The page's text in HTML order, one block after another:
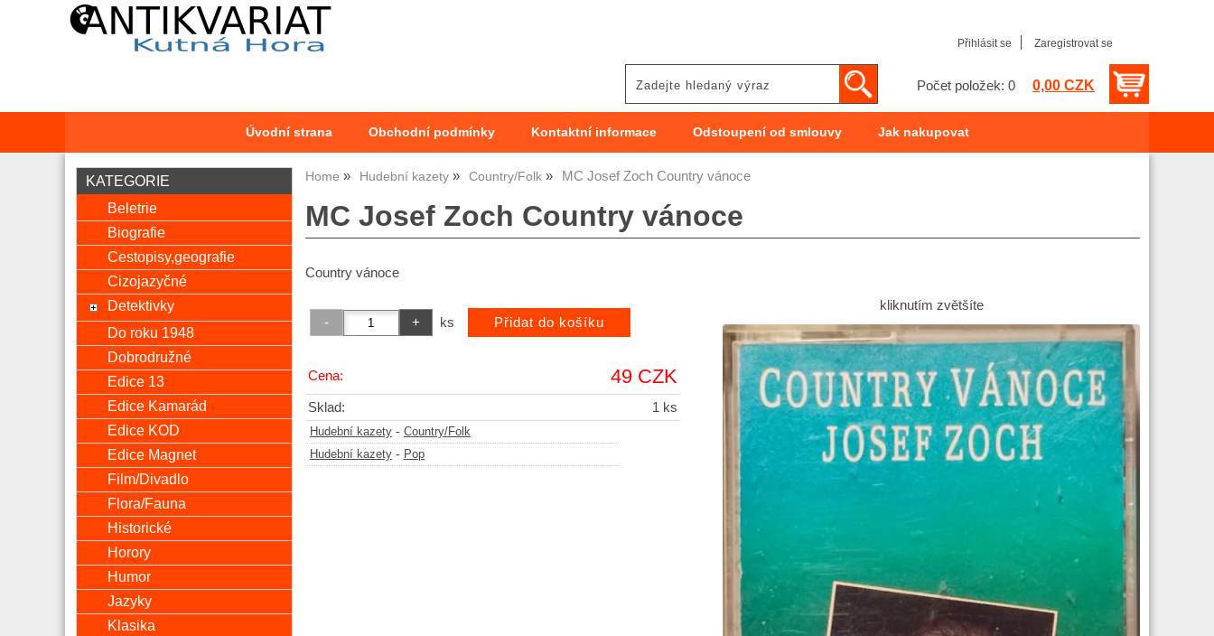
Přihlásit se Zaregistrovat se
Počet položek: 0 0,00 CZK
Úvodní strana Obchodní podmínky Kontaktní informace Odstoupení od smlouvy Jak nakupovat
Home Hudební kazety Country/Folk MC Josef Zoch Country vánoce
MC Josef Zoch Country vánoce
Country vánoce
kliknutím zvětšíte
ks
Cena: 49 CZK
Sklad: 1 ks
Hudební kazety - Country/Folk
Hudební kazety - Pop
KATEGORIE
Beletrie
Biografie
Cestopisy,geografie
Cizojazyčné
Detektivky
Do roku 1948
Dobrodružné
Edice 13
Edice Kamarád
Edice KOD
Edice Magnet
Film/Divadlo
Flora/Fauna
Historické
Horory
Humor
Jazyky
Klasika